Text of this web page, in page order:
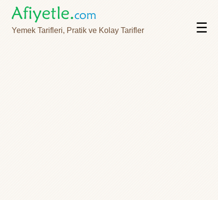
Yemek Tarifleri, Pratik ve Kolay Tarifler ☰